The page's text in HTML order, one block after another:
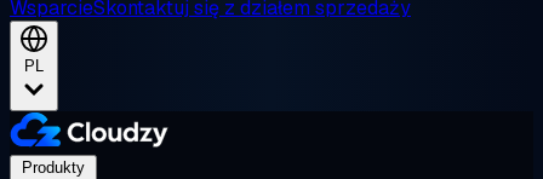
WsparcieSkontaktuj się z działem sprzedaży
PL